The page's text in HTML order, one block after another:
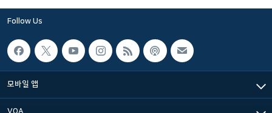
Follow Us
모바일 앱